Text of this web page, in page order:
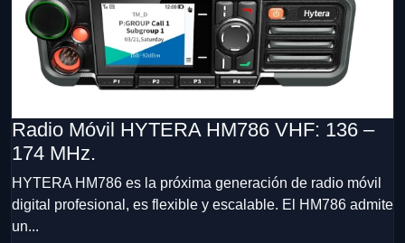
Radio Móvil HYTERA HM786 VHF: 136 –
174 MHz.
HYTERA HM786 es la próxima generación de radio móvil
digital profesional, es flexible y escalable. El HM786 admite
un...